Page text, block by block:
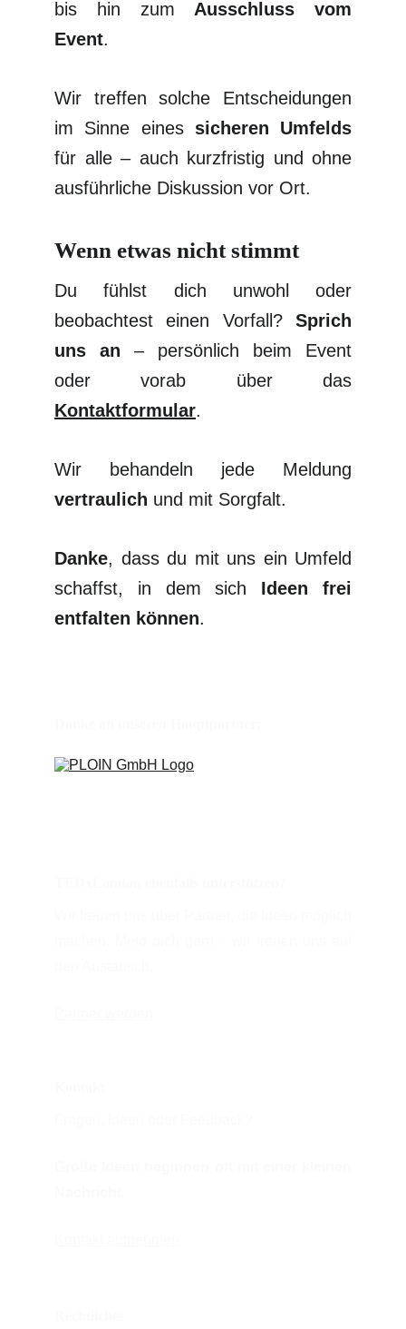
bis hin zum Ausschluss vom
Event.
Wir treffen solche Entscheidungen
im Sinne eines sicheren Umfelds
für alle – auch kurzfristig und ohne
ausführliche Diskussion vor Ort.
Wenn etwas nicht stimmt
Du fühlst dich unwohl oder
beobachtest einen Vorfall? Sprich
uns an – persönlich beim Event
oder vorab über das
Kontaktformular.
Wir behandeln jede Meldung
vertraulich und mit Sorgfalt.
Danke, dass du mit uns ein Umfeld
schaffst, in dem sich Ideen frei
entfalten können.